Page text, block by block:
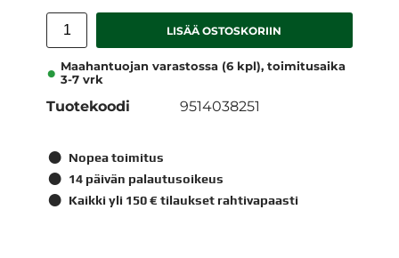
LISÄÄ OSTOSKORIIN
Maahantuojan varastossa (6 kpl), toimitusaika
3-7 vrk
Tuotekoodi 9514038251
Nopea toimitus
14 päivän palautusoikeus
Kaikki yli 150 € tilaukset rahtivapaasti